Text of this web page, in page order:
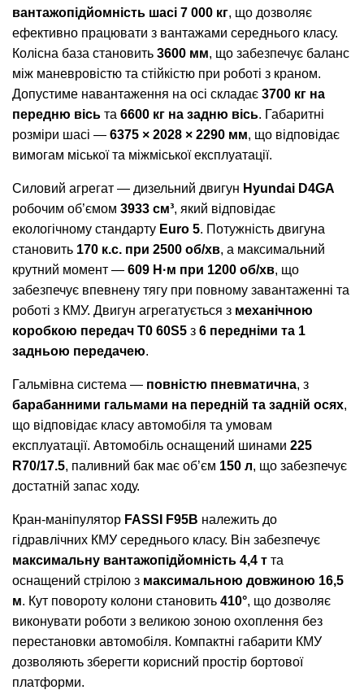
вантажопідйомність шасі 7 000 кг, що дозволяє
ефективно працювати з вантажами середнього класу.
Колісна база становить 3600 мм, що забезпечує баланс
між маневровістю та стійкістю при роботі з краном.
Допустиме навантаження на осі складає 3700 кг на
передню вісь та 6600 кг на задню вісь. Габаритні
розміри шасі — 6375 × 2028 × 2290 мм, що відповідає
вимогам міської та міжміської експлуатації.
Силовий агрегат — дизельний двигун Hyundai D4GA
робочим об’ємом 3933 см³, який відповідає
екологічному стандарту Euro 5. Потужність двигуна
становить 170 к.с. при 2500 об/хв, а максимальний
крутний момент — 609 Н·м при 1200 об/хв, що
забезпечує впевнену тягу при повному завантаженні та
роботі з КМУ. Двигун агрегатується з механічною
коробкою передач T0 60S5 з 6 передніми та 1
задньою передачею.
Гальмівна система — повністю пневматична, з
барабанними гальмами на передній та задній осях,
що відповідає класу автомобіля та умовам
експлуатації. Автомобіль оснащений шинами 225
R70/17.5, паливний бак має об’єм 150 л, що забезпечує
достатній запас ходу.
Кран-маніпулятор FASSI F95B належить до
гідравлічних КМУ середнього класу. Він забезпечує
максимальну вантажопідйомність 4,4 т та
оснащений стрілою з максимальною довжиною 16,5
м. Кут повороту колони становить 410°, що дозволяє
виконувати роботи з великою зоною охоплення без
перестановки автомобіля. Компактні габарити КМУ
дозволяють зберегти корисний простір бортової
платформи.